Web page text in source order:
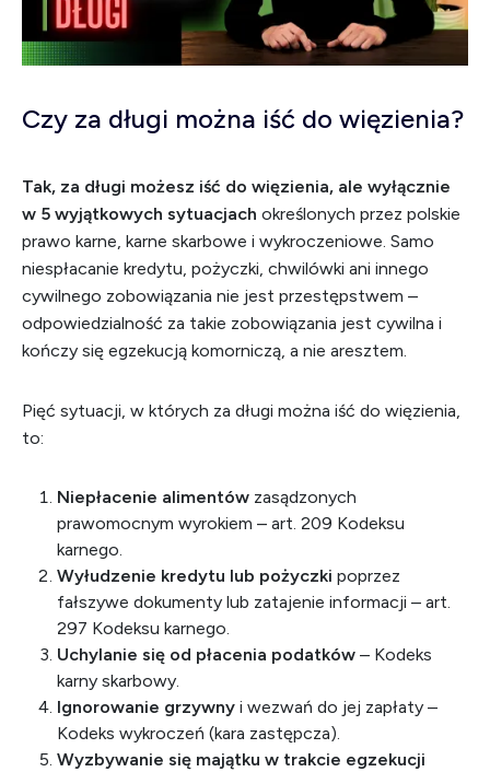
Czy za długi można iść do więzienia?
Tak, za długi możesz iść do więzienia, ale wyłącznie
w 5 wyjątkowych sytuacjach określonych przez polskie
prawo karne, karne skarbowe i wykroczeniowe. Samo
niespłacanie kredytu, pożyczki, chwilówki ani innego
cywilnego zobowiązania nie jest przestępstwem –
odpowiedzialność za takie zobowiązania jest cywilna i
kończy się egzekucją komorniczą, a nie aresztem.
Pięć sytuacji, w których za długi można iść do więzienia,
to:
Niepłacenie alimentów zasądzonych
prawomocnym wyrokiem – art. 209 Kodeksu
karnego.
Wyłudzenie kredytu lub pożyczki poprzez
fałszywe dokumenty lub zatajenie informacji – art.
297 Kodeksu karnego.
Uchylanie się od płacenia podatków – Kodeks
karny skarbowy.
Ignorowanie grzywny i wezwań do jej zapłaty –
Kodeks wykroczeń (kara zastępcza).
Wyzbywanie się majątku w trakcie egzekucji